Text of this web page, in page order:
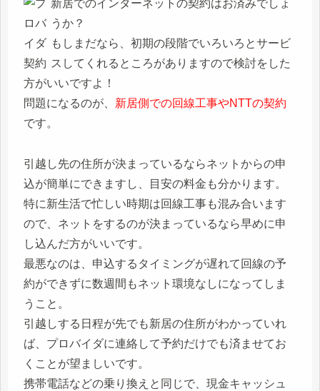
新居でのインターネットの契約はお済みでしょ
うか？
もしまだなら、初期の段階でいろいろとサービ
スしてくれるところがありますので検討をした
方がいいですよ！
問題になるのが、 新居側での回線工事やNTTの契約
です。
引越し先の住所が決まっているならネットからの申
込が簡単にできますし、目安の料金も分かります。
特に新生活で忙しい時期は回線工事も混み合います
ので、ネットをするのが決まっているなら早めに申
し込んだ方がいいです。
最悪なのは、申込するタイミングが遅れて回線の予
約ができずに数週間もネット環境なしになってしま
うこと。
引越しする日程が先でも新居の住所がわかっていれ
ば、プロバイダに連絡して予約だけでも済ませてお
くことが望ましいです。
携帯電話などの乗り換えと同じで、現金キャッシュ